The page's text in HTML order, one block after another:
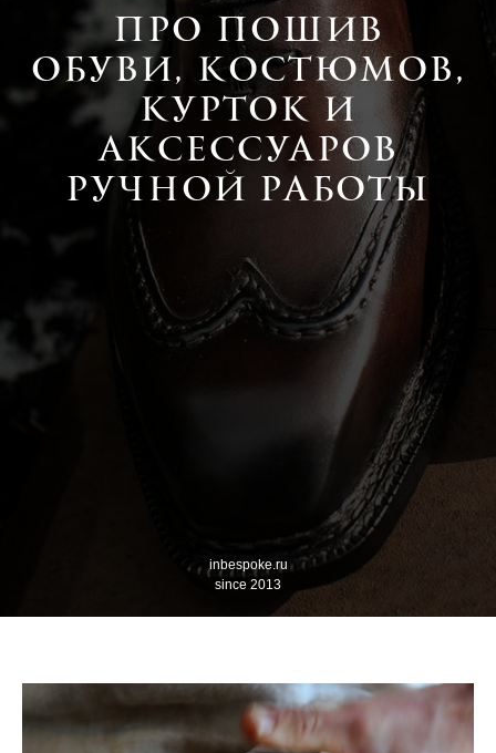
ПРО ПОШИВ
ОБУВИ, КОСТЮМОВ,
КУРТОК И
АКСЕССУАРОВ
РУЧНОЙ РАБОТЫ
inbespoke.ru
since 2013